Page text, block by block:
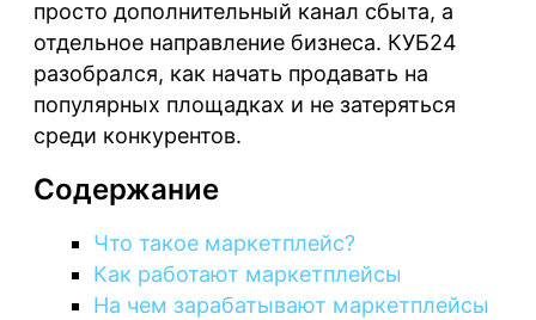
просто дополнительный канал сбыта, а
отдельное направление бизнеса. КУБ24
разобрался, как начать продавать на
популярных площадках и не затеряться
среди конкурентов.
Содержание
Что такое маркетплейс?
Как работают маркетплейсы
На чем зарабатывают маркетплейсы